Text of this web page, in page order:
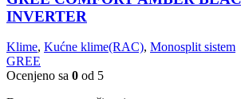
INVERTER
Klime, Kućne klime(RAC), Monosplit sistem
GREE
Ocenjeno sa 0 od 5